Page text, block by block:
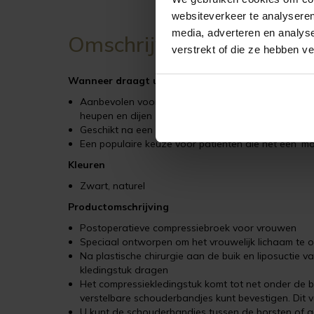
websiteverkeer te
media, adverteren en
verstrekt of die ze hebben
Omschrijving
Wanneer draagt u het VF Comfort kledingstuk?
Aanbevolen voor gebruik in de eerste en tweede
heupen en dijen
Geschikt na een vaser-lipo
Een populaire keuze voor patiënten die net een
Kleuren
Zwart, naturel
Productomschrijving
Postoperatieve compressiebroek voor vrouwen
Speciaal ontworpen om het vrouwelijk lichaam te
Na plastische chirurgie aan de buik en liposuctie
kledingstuk dragen
Het compressiekledingstuk komt tot net onder de
verstelbare schouderbandjes kunt bevestigen.